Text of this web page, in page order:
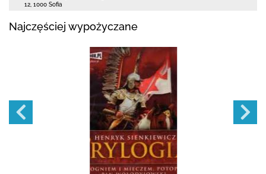
12 1000 Sofia
Najczęściej wypożyczane